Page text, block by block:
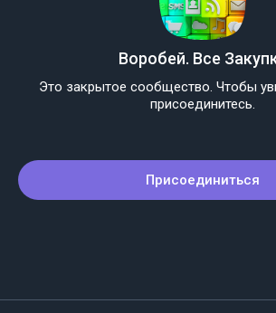
Воробей. Все
Это закрытое сообщество. Чтобы
присоединитесь.
Присоединиться